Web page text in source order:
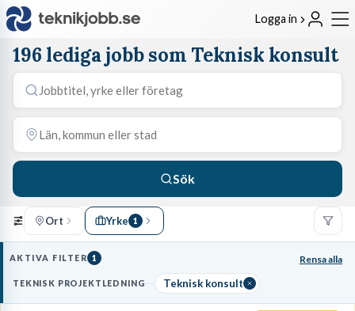
Logga in
196 lediga jobb som Teknisk konsult
Sök
Ort Yrke 1
AKTIVA FILTER 1 Rensa alla
TEKNISK PROJEKTLEDNING Teknisk konsult